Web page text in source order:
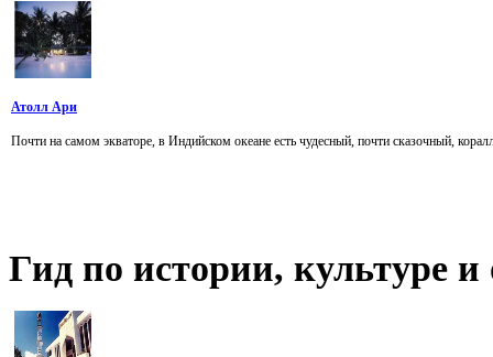
Атолл Ари
Почти на самом экваторе, в Индийском океане есть чудесный, почти сказочный,
Гид по истории, культуре